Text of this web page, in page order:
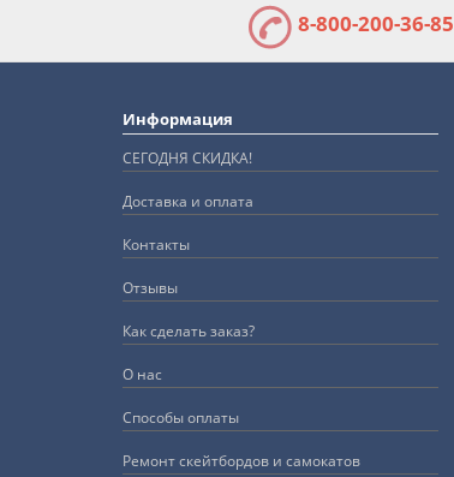
8-800-200-36-85
Информация
СЕГОДНЯ СКИДКА!
Доставка и оплата
Контакты
Отзывы
Как сделать заказ?
О нас
Способы оплаты
Ремонт скейтбордов и самокатов